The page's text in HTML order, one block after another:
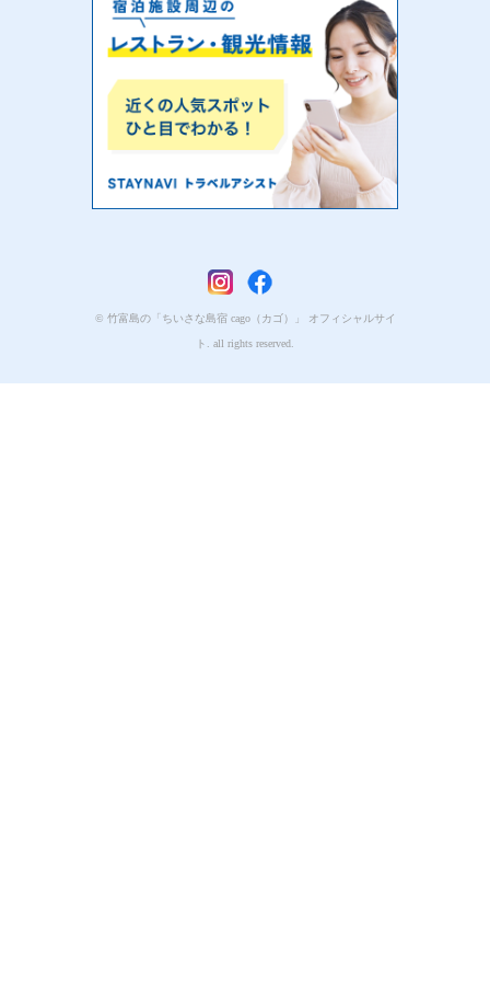
© 竹富島の「ちいさな島宿 cago（カゴ）」 オフィシャルサイ
ト. all rights reserved.